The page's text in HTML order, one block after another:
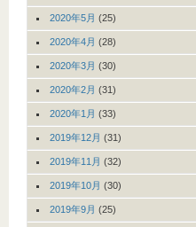
2020年5月 (25)
2020年4月 (28)
2020年3月 (30)
2020年2月 (31)
2020年1月 (33)
2019年12月 (31)
2019年11月 (32)
2019年10月 (30)
2019年9月 (25)